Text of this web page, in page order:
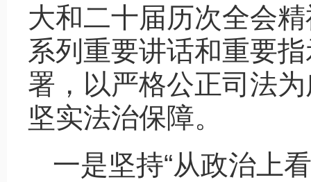
大和二十届历次全会
系列重要讲话和重要
署，以严格公正司法
坚实法治保障。
一是坚持“从政治上